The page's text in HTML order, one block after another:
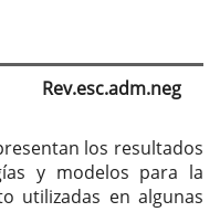
Rev.esc.adm.neg
los resultados
y modelos para la
utilizadas en algunas